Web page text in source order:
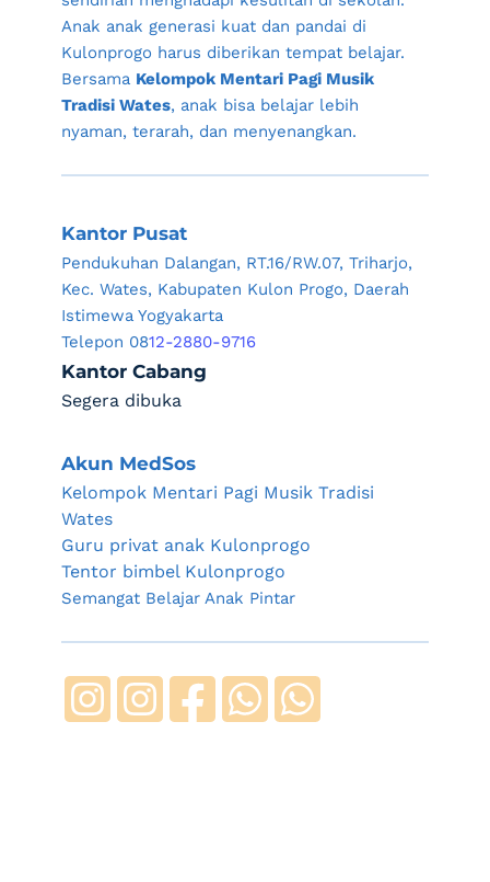
Kulonprogo harus diberikan tempat belajar.
Bersama Kelompok Mentari Pagi Musik
Tradisi Wates, anak bisa belajar lebih
nyaman, terarah, dan menyenangkan.
Kantor Pusat
Pendukuhan Dalangan, RT.16/RW.07, Triharjo,
Kec. Wates, Kabupaten Kulon Progo, Daerah
Istimewa Yogyakarta
Telepon 0812-2880-9716
Kantor Cabang
Segera dibuka
Akun MedSos
Kelompok Mentari Pagi Musik Tradisi
Wates
Guru privat anak Kulonprogo
Tentor bimbel Kulonprogo
Semangat Belajar Anak Pintar